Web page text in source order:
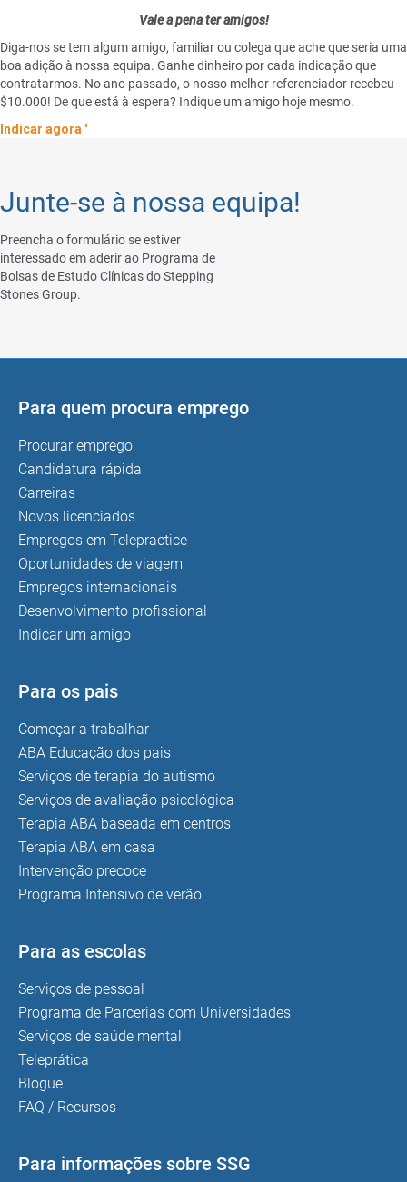
Vale a pena ter amigos!
Diga-nos se tem algum amigo, familiar ou colega que ache que seria uma
boa adição à nossa equipa. Ganhe dinheiro por cada indicação que
contratarmos. No ano passado, o nosso melhor referenciador recebeu
$10.000! De que está à espera? Indique um amigo hoje mesmo.
Indicar agora '
Junte-se à nossa equipa!
Preencha o formulário se estiver
interessado em aderir ao Programa de
Bolsas de Estudo Clínicas do Stepping
Stones Group.
Para quem procura emprego
Procurar emprego
Candidatura rápida
Carreiras
Novos licenciados
Empregos em Telepractice
Oportunidades de viagem
Empregos internacionais
Desenvolvimento profissional
Indicar um amigo
Para os pais
Começar a trabalhar
ABA Educação dos pais
Serviços de terapia do autismo
Serviços de avaliação psicológica
Terapia ABA baseada em centros
Terapia ABA em casa
Intervenção precoce
Programa Intensivo de verão
Para as escolas
Serviços de pessoal
Programa de Parcerias com Universidades
Serviços de saúde mental
Teleprática
Blogue
FAQ / Recursos
Para informações sobre SSG